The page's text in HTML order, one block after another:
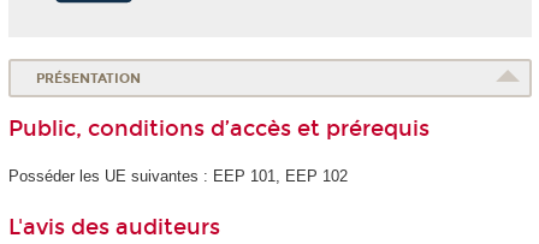
PRÉSENTATION
Public, conditions d’accès et prérequis
Posséder les UE suivantes : EEP 101, EEP 102
L'avis des auditeurs